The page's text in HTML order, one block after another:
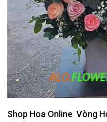
Shop Hoa Online Vòng